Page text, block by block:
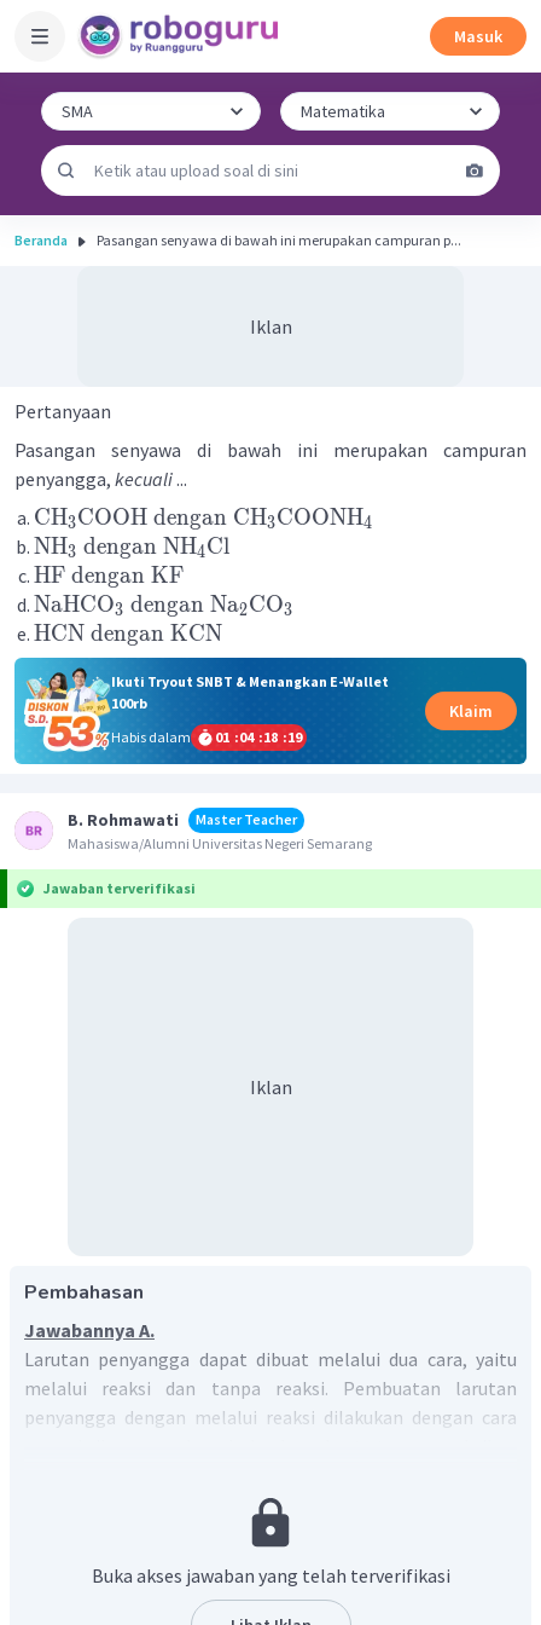
Masuk
Beranda Pasangan senyawa di bawah ini merupakan campuran p...
Iklan
Pertanyaan
Pasangan senyawa di bawah ini merupakan campuran
penyangga, kecuali...
CH3COOH dengan CH3COONH4
NH3 dengan NH4Cl
HF dengan KF
NaHCO3 dengan Na2CO3
HCN dengan KCN
Ikuti Tryout SNBT & Menangkan E-Wallet
100rb
Habis dalam
01 :04 :18 :19
Klaim
B. Rohmawati
Master Teacher
Mahasiswa/Alumni Universitas Negeri Semarang
Jawaban terverifikasi
Iklan
Pembahasan
Jawabannya A.
Larutan penyangga dapat dibuat melalui dua cara, yaitu
melalui reaksi dan tanpa reaksi. Pembuatan larutan
penyangga dengan melalui reaksi dilakukan dengan cara
lemahnya bersisa. Pembuatan larutan penyangga tanpa
reaksi dilakukan dengan cara mencampurkan asam lemah
pasangan konjugasinya.
merupakan asam lemah dan
Buka akses jawaban yang telah terverifikasi